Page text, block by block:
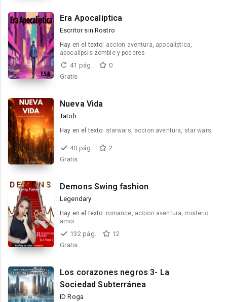
Era Apocaliptica
Escritor sin Rostro
Hay en el texto: accion aventura, apocalíptica,
apocalipsis zombie y poderes
41 pág.
0
Gratis
Nueva Vida
Tatoh
Hay en el texto: starwars, accion aventura, star wars
40 pág.
2
Gratis
Demons Swing fashion
Legendary
Hay en el texto: romance, accion aventura, misterio
amor
132 pág.
12
Gratis
Los corazones negros 3- La
Sociedad Subterránea
ID Roga